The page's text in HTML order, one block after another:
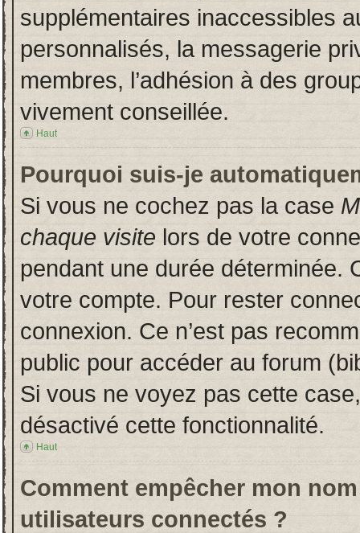
supplémentaires inaccessibles
personnalisés, la messagerie
membres, l’adhésion à des
vivement conseillée.
Haut
Pourquoi suis-je
Si vous ne cochez pas la case
chaque visite lors de votre
pendant une durée déterminée.
votre compte. Pour rester
connexion. Ce n’est pas
public pour accéder au forum
Si vous ne voyez pas cette
désactivé cette fonctionnalité.
Haut
Comment empêcher mon
utilisateurs connectés ?